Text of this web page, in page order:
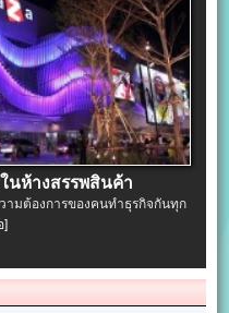
นห้างสรรพสินค้า
มต้องการของคนทำธุรกิจกันทุก
]